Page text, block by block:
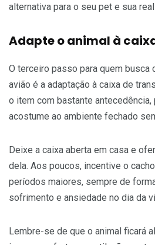
alternativa para o seu pet e sua
Adapte o animal à
O terceiro passo para quem busca
avião é a adaptação à caixa de
o item com bastante antecedência,
acostume ao ambiente fechado
Deixe a caixa aberta em casa e
dela. Aos poucos, incentive o
períodos maiores, sempre de
sofrimento e ansiedade no dia da
Lembre-se de que o animal ficará